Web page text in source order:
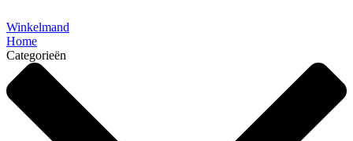
Winkelmand
Home
Categorieën